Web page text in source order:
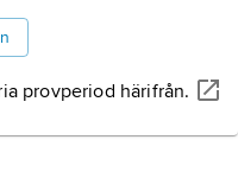
provperiod härifrån.